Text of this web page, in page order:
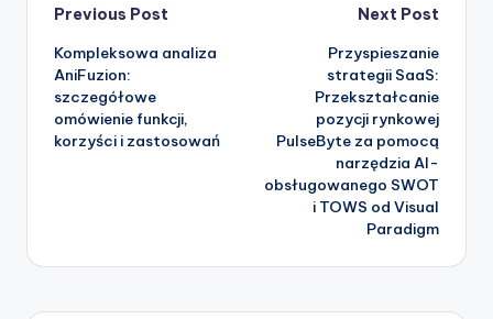
Post
navigation
Previous Post
Kompleksowa analiza
AniFuzion:
szczegółowe
omówienie funkcji,
korzyści i zastosowań
Next Post
Przyspieszanie
strategii SaaS:
Przekształcanie
pozycji rynkowej
PulseByte za pomocą
narzędzia AI-
obsługowanego SWOT
i TOWS od Visual
Paradigm